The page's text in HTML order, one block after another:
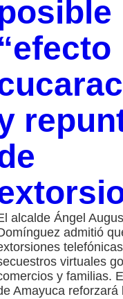
alcalde Ángel
admitió
virtuales
y familias.
Amayuca reforzará